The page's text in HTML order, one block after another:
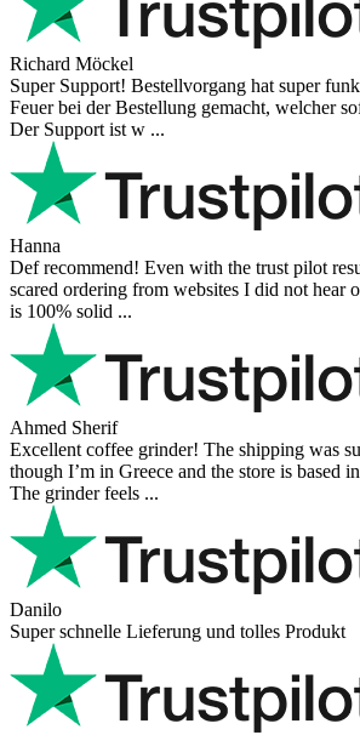
Richard Möckel
Super Support! Bestellvorgang hat super
Feuer bei der Bestellung gemacht, welcher
Der Support ist w ...
Hanna
Def recommend! Even with the trust pilot
scared ordering from websites I did not hear
is 100% solid ...
Ahmed Sherif
Excellent coffee grinder! The shipping was
though I’m in Greece and the store is based
The grinder feels ...
Danilo
Super schnelle Lieferung und tolles Produkt